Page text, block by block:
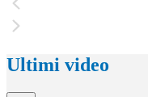
Ultimi video